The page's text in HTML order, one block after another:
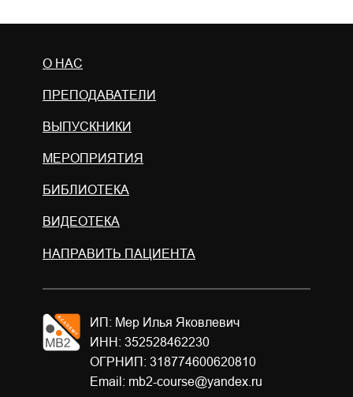
О НАС
ПРЕПОДАВАТЕЛИ
МЕРОПРИЯТИЯ
ВИДЕОТЕКА
БИБЛИОТЕКА
НАПРАВИТЬ ПАЦИЕНТА
ИП: Мер Илья Яковлевич
ИНН: 352528462230
ОГРНИП: 318774600620810
Email: mb2-course@yandex.ru
ВЫПУСКНИКИ